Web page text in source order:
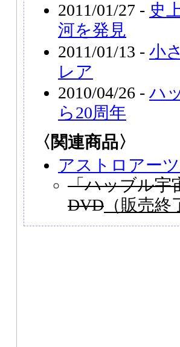
2011/01/27 - 史
河を発見
2011/01/13 - 小
レア
2010/04/26 - ハ
ら20周年
〈関連商品〉
アストロアー
「ハッブル宇
DVD （販売終